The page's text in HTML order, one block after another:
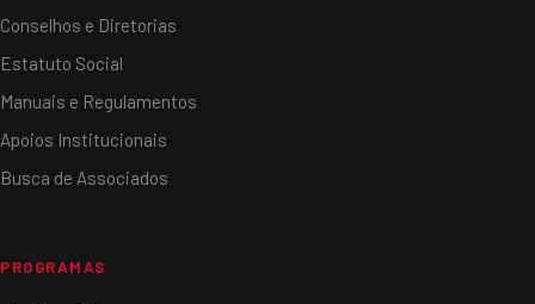
Conselhos e Diretorias
Estatuto Social
Manuais e Regulamentos
Apoios Institucionais
Busca de Associados
PROGRAMAS